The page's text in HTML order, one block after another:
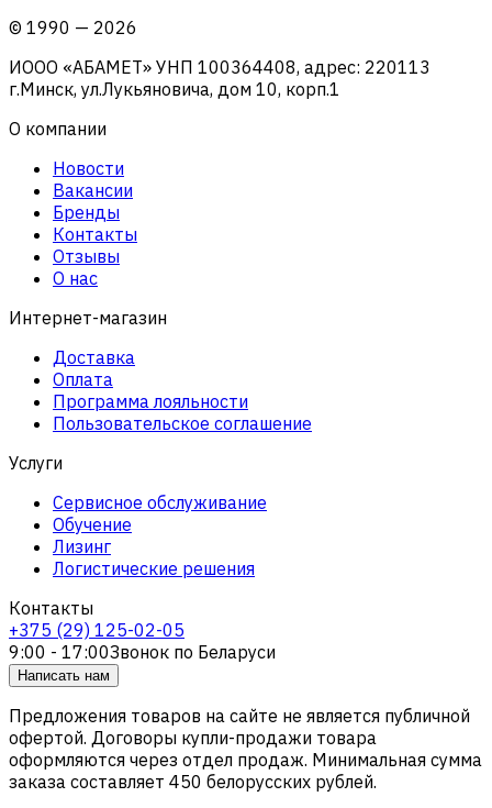
© 1990 — 2026
ИООО «АБАМЕТ» УНП 100364408, адрес: 220113
г.Минск, ул.Лукьяновича, дом 10, корп.1
О компании
Новости
Вакансии
Бренды
Контакты
Отзывы
О нас
Интернет-магазин
Доставка
Оплата
Программа лояльности
Пользовательское соглашение
Услуги
Сервисное обслуживание
Обучение
Лизинг
Логистические решения
Контакты
+375 (29) 125-02-05
9:00 - 17:00Звонок по Беларуси
Написать нам
Предложения товаров на сайте не является публичной
офертой. Договоры купли-продажи товара
оформляются через отдел продаж. Минимальная сумма
заказа составляет 450 белорусских рублей.